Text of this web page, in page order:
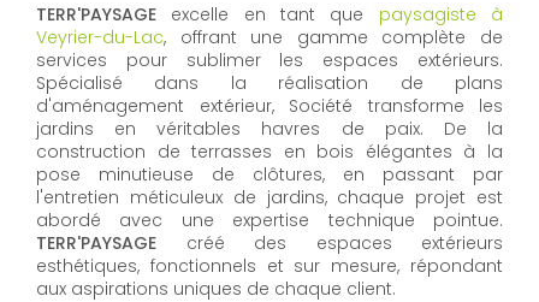
TERR'PAYSAGE excelle en tant que paysagiste à
Veyrier-du-Lac, offrant une gamme complète de
services pour sublimer les espaces extérieurs.
Spécialisé dans la réalisation de plans
d'aménagement extérieur, Société transforme les
jardins en véritables havres de paix. De la
construction de terrasses en bois élégantes à la
pose minutieuse de clôtures, en passant par
l'entretien méticuleux de jardins, chaque projet est
abordé avec une expertise technique pointue.
TERR'PAYSAGE créé des espaces extérieurs
esthétiques, fonctionnels et sur mesure, répondant
aux aspirations uniques de chaque client.